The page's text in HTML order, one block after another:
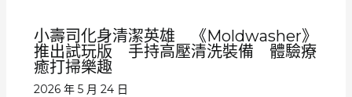
小壽司化身清潔英雄 《Moldwasher》
推出試玩版 手持高壓清洗裝備 體驗療
癒打掃樂趣
2026 年 5 月 24 日